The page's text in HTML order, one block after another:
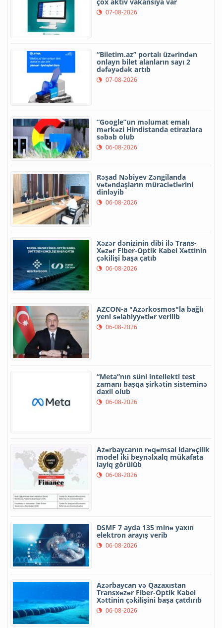
07-08-2026
“Biletim.az” portalı üzərindən
onlayn bilet alanların sayı 2
dəfəyədək artıb
07-08-2026
“Google”un məlumat emalı
mərkəzi Hindistanda etirazlara
səbəb olub
06-08-2026
Rəşad Nəbiyev Zəngilanda
vətəndaşların müraciətlərini
dinləyib
06-08-2026
Xəzər dənizinin dibi ilə Trans-
Xəzər Fiber-Optik Kabel Xəttinin
çəkilişi başa çatıb
06-08-2026
AZCON-a "Azərkosmos"la bağlı
yeni səlahiyyətlər verilib
06-08-2026
“Meta”nın süni intellekti test
zamanı başqa şirkətin sisteminə
daxil olub
06-08-2026
Azərbaycanın rəqəmsal idarəçilik
model iki beynəlxalq mükafata
layiq görülüb
06-08-2026
DSMF 7 ayda 135 minə yaxın
elektron arayış verib
06-08-2026
Azərbaycan və Qazaxıstan
Transxəzər Fiber-Optik Kabel
Xəttinin çəkilişini başa çatdırıb
06-08-2026